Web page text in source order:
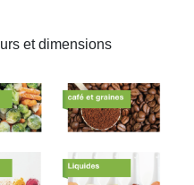
et dimensions